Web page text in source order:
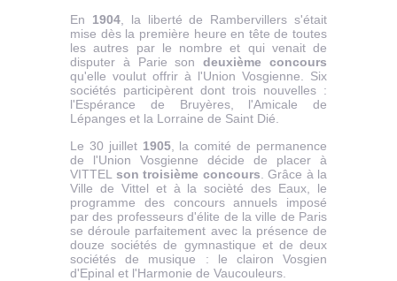
En 1904, la liberté de Rambervillers s'était
mise dès la première heure en tête de toutes
les autres par le nombre et qui venait de
disputer à Parie sondeuxième concours
qu'elle voulut offrir à l'Union Vosgienne. Six
sociétés participèrent dont trois nouvelles :
l'Espérance de Bruyères, l'Amicale de
Lépanges et la Lorraine de Saint Dié.
Le 30 juillet 1905, la comité de permanence
de l'Union Vosgienne décide de placer à
VITTEL son troisième concours . Grâce à la
Ville de Vittel et à la socièté des Eaux, le
programme des concours annuels imposé
par des professeurs d'élite de la ville de Paris
se déroule parfaitement avec la présence de
douze sociétés de gymnastique et de deux
sociétés de musique : le clairon Vosgien
d'Epinal et l'Harmonie de Vaucouleurs.